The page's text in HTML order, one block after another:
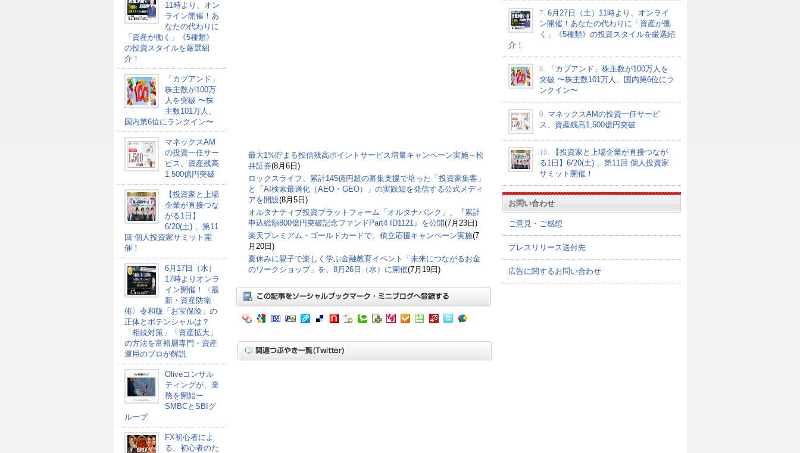
11時より、オン
ライン開催！あ
なたの代わりに
「資産が働く」《5種類》
の投資スタイルを厳選紹
介！
「カブアンド」
株主数が100万
人を突破 〜株
主数101万人、
国内第6位にランクイン〜
マネックスAM
の投資一任サー
ビス、資産残高
1,500億円突破
【投資家と上場
企業が直接つな
がる1日】
6/20(土) 、第11
回 個人投資家サミット開
催！
6月17日（水）
17時よりオンラ
イン開催！〈最
新・資産防衛
術〉令和版「お宝保険」の
正体とポテンシャルは？
「相続対策」「資産拡大」
の方法を富裕層専門・資産
運用のプロが解説
Oliveコンサル
ティングが、業
務を開始ー
SMBCとSBIグ
ループ
FX初心者によ
る、初心者のた
最大1%貯まる投信残高ポイントサービス増量キャンペーン実施～松
井証券(8月6日)
ロックスライフ、累計145億円超の募集支援で培った「投資家集客」
と「AI検索最適化（AEO・GEO）」の実践知を発信する公式メディ
アを開設(8月5日)
オルタナティブ投資プラットフォーム「オルタナバンク」、『累計
申込総額800億円突破記念ファンドPart4 ID1121』を公開(7月23日)
楽天プレミアム・ゴールドカードで、積立応援キャンペーン実施(7
月20日)
夏休みに親子で楽しく学ぶ金融教育イベント「未来につながるお金
のワークショップ」を、8月26日（水）に開催(7月19日)
7. 6月27日（土）11時より、オンライ
ン開催！あなたの代わりに「資産が働
く」《5種類》の投資スタイルを厳選紹
介！
8.
「カブアンド」株主数が100万人を
突破 〜株主数101万人、国内第6位にラ
ンクイン〜
9. マネックスAMの投資一任サービ
ス、資産残高1,500億円突破
10.
【投資家と上場企業が直接つなが
る1日】6/20(土) 、第11回 個人投資家
サミット開催！
お問い合わせ
ご意見・ご感想
プレスリリース送付先
広告に関するお問い合わせ